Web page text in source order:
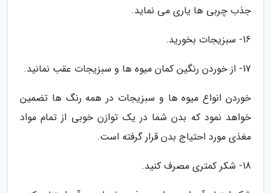
جذب چربی ها یاری می نماید.
16- سبزیجات بخورید.
17- از خوردن رنگین کمان میوه ها و سبزیجات عقب نمانید.
خوردن انواع میوه ها و سبزیجات در همه رنگ ها تضمین
خواهد نمود که بدن شما در یک توازن خوبی از تمام مواد
مغذی مورد احتیاج بدن قرار گرفته است.
18- شکر کمتری مصرف کنید.